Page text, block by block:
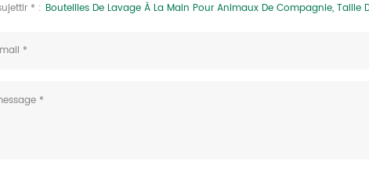
* : Bouteilles De Lavage À La Main Pour Animaux De Compagnie, Taille